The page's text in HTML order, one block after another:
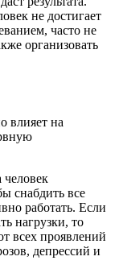
не достигает
часто не
организовать
влияет на
снабдить все
работать. Если
нагрузки, то
всех проявлений
депрессий и